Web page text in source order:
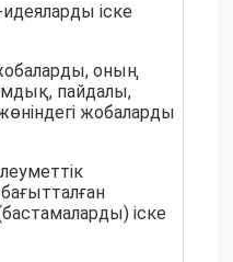
іске
оның
пайдалы,
жобаларды
іске